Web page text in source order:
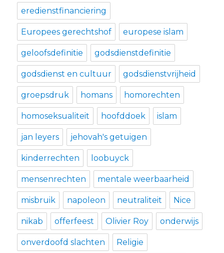
eredienstfinanciering
Europees gerechtshof europese islam
geloofsdefinitie godsdienstdefinitie
godsdienst en cultuur godsdienstvrijheid
groepsdruk homans homorechten
homoseksualiteit hoofddoek islam
jan leyers jehovah's getuigen
kinderrechten loobuyck
mensenrechten mentale weerbaarheid
misbruik napoleon neutraliteit Nice
nikab offerfeest Olivier Roy onderwijs
onverdoofd slachten Religie